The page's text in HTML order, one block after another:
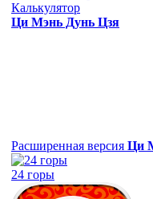
Калькулятор
Ци Мэнь Дунь Цзя
Расширенная версия Ци
24 горы